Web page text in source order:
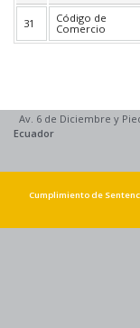
31
Código de
Comercio
Av. 6 de Diciembre y
Ecuador
Cumplimiento de